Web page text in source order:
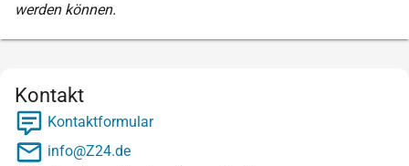
werden können.
Kontakt
Kontaktformular
info@Z24.de